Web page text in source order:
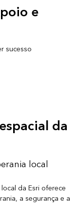
e
sucesso
da
local
da Esri oferece
a segurança e a